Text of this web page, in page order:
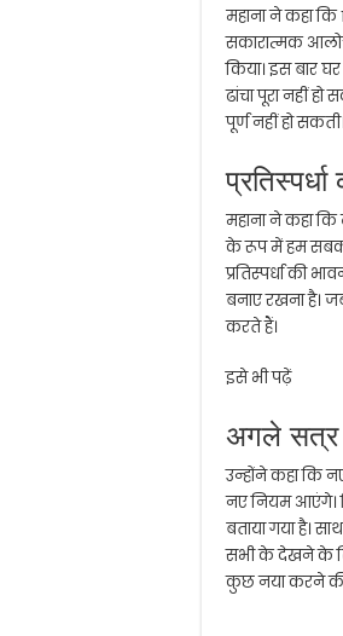
महाना ने कहा
सकारात्मक
किया। इस बार
ढांचा पूरा नहीं
पूर्ण नहीं हो सकती।
प्रतिस्पर्धा
महाना ने कहा कि
के रूप में हम सबको
प्रतिस्पर्धा की
बनाए रखना है।
करते हैं।
इसे भी पढ़ें
अगले सत्र
उन्होंने कहा कि
नए नियम आएंगे।
बताया गया है।
सभी के देखने के
कुछ नया करने की